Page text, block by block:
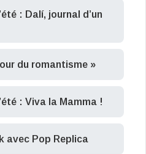
: Dalí, journal d’un
du romantisme »
: Viva la Mamma !
avec Pop Replica